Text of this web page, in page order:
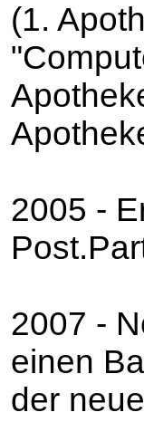
(1.
2005 -
2007 -
einen
der